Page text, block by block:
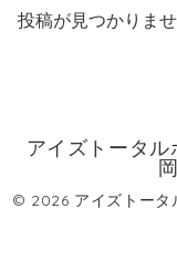
投稿が見つかりませ
アイズトータ
© 2026 アイズトータ